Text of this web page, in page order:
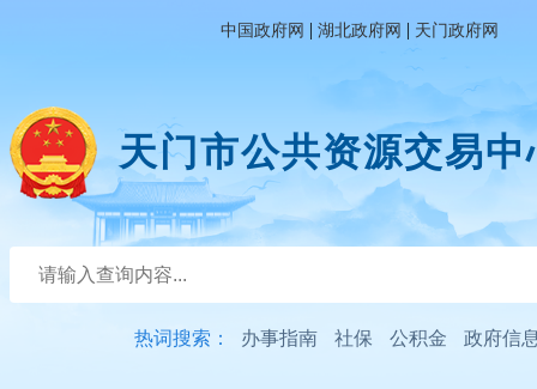
中国政府网 | 湖北政府网 | 天门政府网
天门市公共资源交易中
热词搜索： 办事指南 社保 公积金 政府信